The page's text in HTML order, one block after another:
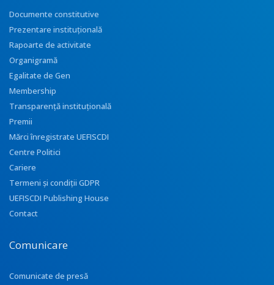
Documente constitutive
Prezentare instituţională
Rapoarte de activitate
Organigramă
Egalitate de Gen
Membership
Transparenţă instituţională
Premii
Mărci înregistrate UEFISCDI
Centre Politici
Cariere
Termeni și condiții GDPR
UEFISCDI Publishing House
Contact
Comunicare
Comunicate de presă